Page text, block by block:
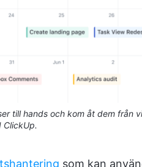
till hands och kom åt dem från
ClickUp.
som kan